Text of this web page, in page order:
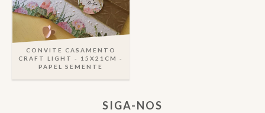
CONVITE CASAMENTO
CRAFT LIGHT - 15X21CM -
PAPEL SEMENTE
SIGA-NOS